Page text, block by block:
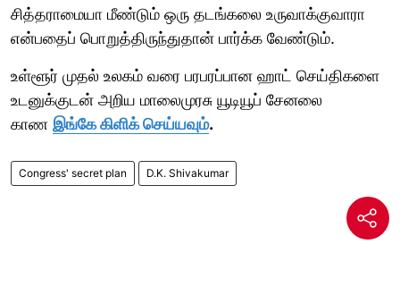
சித்தராமையா மீண்டும் ஒரு தடங்கலை உருவாக்குவாரா
என்பதைப் பொறுத்திருந்துதான் பார்க்க வேண்டும்.
உள்ளூர் முதல் உலகம் வரை பரபரப்பான ஹாட் செய்திகளை
உடனுக்குடன் அறிய மாலைமுரசு யூடியூப் சேனலை
காண இங்கே கிளிக் செய்யவும்.
Congress' secret plan D.K. Shivakumar